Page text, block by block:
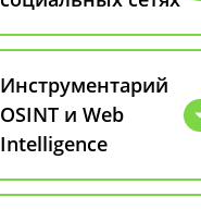
Инструментарий
OSINT и Web
Intelligence